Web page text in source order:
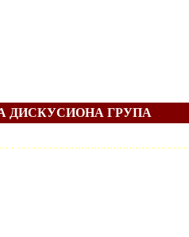
ДИСКУСИОНА ГРУПА
.